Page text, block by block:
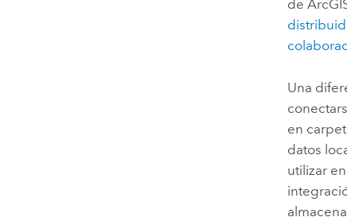
de
Una
en
datos
utilizar